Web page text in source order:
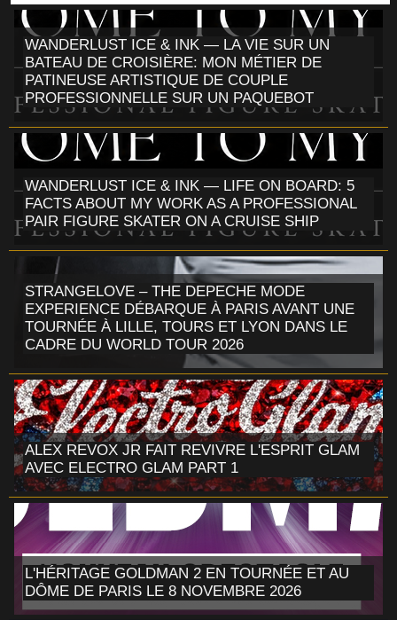
WANDERLUST ICE & INK — LA VIE SUR UN
BATEAU DE CROISIÈRE: MON MÉTIER DE
PATINEUSE ARTISTIQUE DE COUPLE
PROFESSIONNELLE SUR UN PAQUEBOT
WANDERLUST ICE & INK — LIFE ON BOARD: 5
FACTS ABOUT MY WORK AS A PROFESSIONAL
PAIR FIGURE SKATER ON A CRUISE SHIP
STRANGELOVE – THE DEPECHE MODE
EXPERIENCE DÉBARQUE À PARIS AVANT UNE
TOURNÉE À LILLE, TOURS ET LYON DANS LE
CADRE DU WORLD TOUR 2026
ALEX REVOX JR FAIT REVIVRE L'ESPRIT GLAM
AVEC ELECTRO GLAM PART 1
L'HÉRITAGE GOLDMAN 2 EN TOURNÉE ET AU
DÔME DE PARIS LE 8 NOVEMBRE 2026